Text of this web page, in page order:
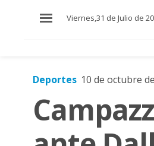
Viernes,31 de Julio de
Deportes 10 de octubre